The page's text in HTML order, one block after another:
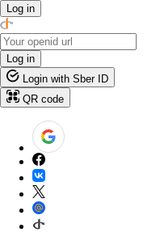
Log in
Log in
Login with Sber ID
QR code